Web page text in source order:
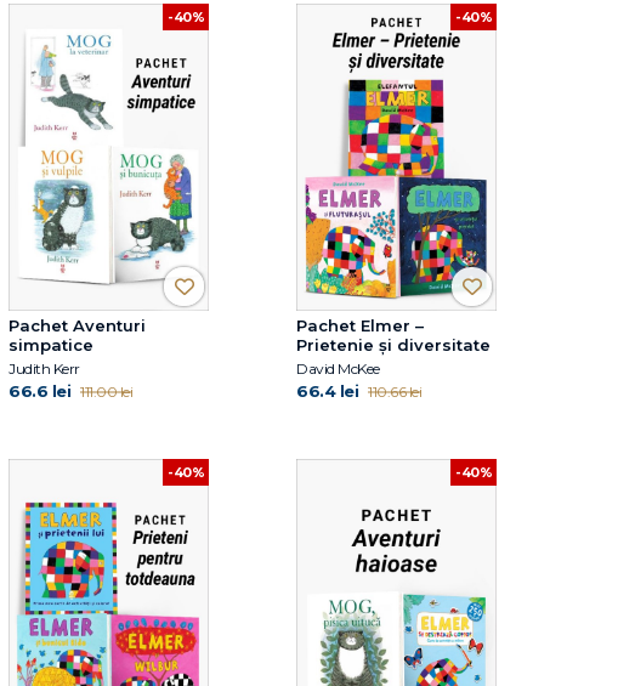
-40%
Pachet Aventuri
simpatice
Judith Kerr
66.6 lei 111.00 lei
-40%
Pachet Elmer –
Prietenie și diversitate
David McKee
66.4 lei 110.66 lei
-40% -40%